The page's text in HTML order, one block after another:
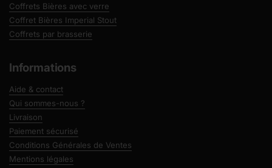
Coffrets Bières avec verre
Coffret Bières Imperial Stout
Coffrets par brasserie
Informations
Aide & contact
Qui sommes-nous ?
Livraison
Paiement sécurisé
Conditions Générales de Ventes
Mentions légales